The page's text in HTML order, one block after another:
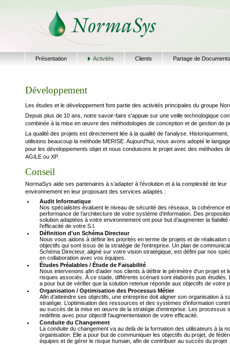
Présentation Activités Clients Partage de Documents
Développement
Les études et le développement font partie des activités principales du groupe
Depuis plus de 10 ans, notre savoir-faire s'appuie sur une veille technologique
combinée à la mise en œuvre des méthodologies de conception et de gestion de
La qualité des projets est directement liée à la qualité de l'analyse. Historiquement,
utilisions beaucoup la méthode MERISE. Aujourd'hui, nous avons adopté le
pour les développements objet et nous conduisons le projet avec des méthodes
AGILE ou XP.
Conseil
NormaSys aide ses partenaires à s’adapter à l’évolution et à la complexité de leur
environnement en leur proposant des services adaptés :
Audit Informatique
Nos spécialistes évaluent le niveau de sécurité des réseaux, la cohérence
performance de l’architecture de votre système d’information. Des
solution adaptées à votre environnement ont pour but d’augmenter la fiabilité
l’efficacité de votre S.I.
Définition d'un Schéma Directeur
Nous vous aidons à définir les priorités en terme de projets et de réalisation
objectifs qui sont issus de la stratégie de l’entreprise. Un plan de
Schéma Directeur, aligné sur votre vision stratégique, est défini par nos
en collaboration avec vos équipes.
Études Préalables / Étude de Faisabilité
Nous intervenons afin d’aider nos clients à définir le périmètre d'un projet et
risques associés. À ce stade, différents scénarii sont élaborés puis étudiés.
a pour but de vérifier que la solution retenue réponde aux objectifs de votre
Organisation / Optimisation des Processus Métier
Afin d’atteindre ses objectifs, une entreprise doit aligner son organisation à
stratégie. L’optimisation des ressources et des systèmes d’information
au succès de la mise en œuvre de la stratégie d’entreprise. Les processus
redéfinis avec pour objectif l'augmententation de votre efficacité.
Conduite du Changement
La conduite du changement va au delà de la formation des utilisateurs à la
organisation. Elle a pour but de communiquer les objectifs du projet, de
équipes et de gérer le risque humain, afin de contribuer au succès du projet